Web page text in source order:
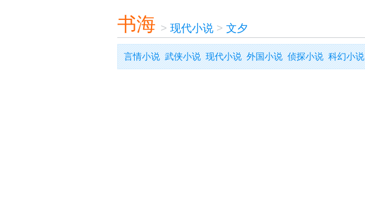
书海 > 现代小说> 文夕
言情小说 武侠小说 现代小说 外国小说 侦探小说 科幻小说